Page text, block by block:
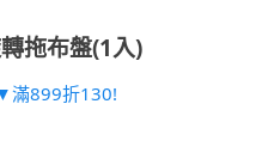
拖布盤(1入)
滿899折130!